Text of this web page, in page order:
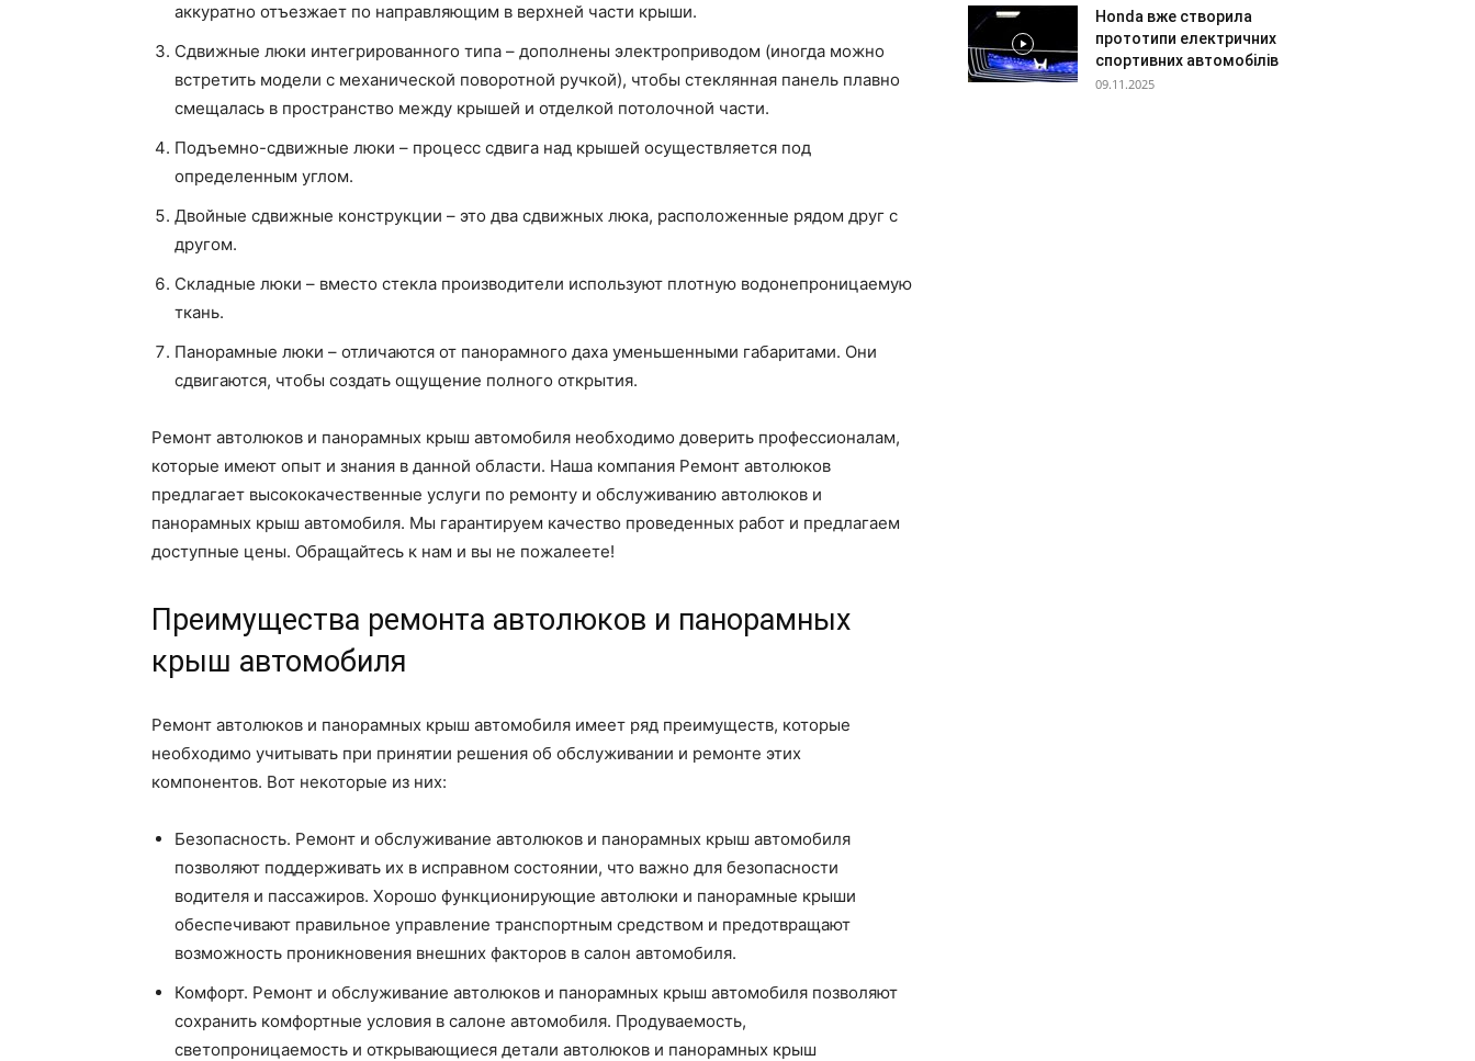
аккуратно отъезжает по направляющим в верхней части крыши.
Сдвижные люки интегрированного типа – дополнены электроприводом (иногда можно
встретить модели с механической поворотной ручкой), чтобы стеклянная панель плавно
смещалась в пространство между крышей и отделкой потолочной части.
Подъемно-сдвижные люки – процесс сдвига над крышей осуществляется под
определенным углом.
Двойные сдвижные конструкции – это два сдвижных люка, расположенные рядом друг с
другом.
Складные люки – вместо стекла производители используют плотную водонепроницаемую
ткань.
Панорамные люки – отличаются от панорамного даха уменьшенными габаритами. Они
сдвигаются, чтобы создать ощущение полного открытия.
Ремонт автолюков и панорамных крыш автомобиля необходимо доверить профессионалам,
которые имеют опыт и знания в данной области. Наша компания Ремонт автолюков
предлагает высококачественные услуги по ремонту и обслуживанию автолюков и
панорамных крыш автомобиля. Мы гарантируем качество проведенных работ и предлагаем
доступные цены. Обращайтесь к нам и вы не пожалеете!
Преимущества ремонта автолюков и панорамных
крыш автомобиля
Ремонт автолюков и панорамных крыш автомобиля имеет ряд преимуществ, которые
необходимо учитывать при принятии решения об обслуживании и ремонте этих
компонентов. Вот некоторые из них:
Безопасность. Ремонт и обслуживание автолюков и панорамных крыш автомобиля
позволяют поддерживать их в исправном состоянии, что важно для безопасности
водителя и пассажиров. Хорошо функционирующие автолюки и панорамные крыши
обеспечивают правильное управление транспортным средством и предотвращают
возможность проникновения внешних факторов в салон автомобиля.
Комфорт. Ремонт и обслуживание автолюков и панорамных крыш автомобиля позволяют
сохранить комфортные условия в салоне автомобиля. Продуваемость,
светопроницаемость и открывающиеся детали автолюков и панорамных крыш
Honda вже створила
прототипи електричних
спортивних автомобілів
09.11.2025